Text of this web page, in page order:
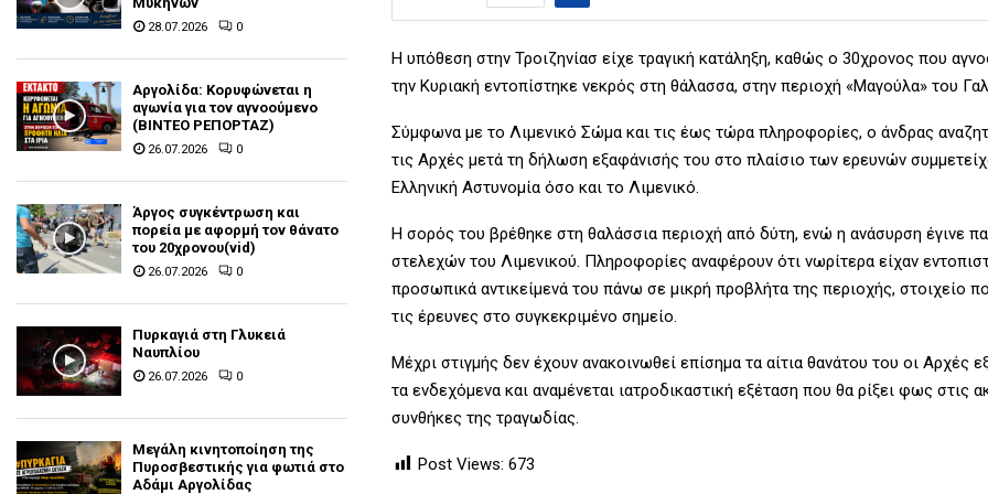
Η υπόθεση στην Τροιζηνίασ είχε τραγική κατάληξη, καθώς ο 30χρονος που
την Κυριακή εντοπίστηκε νεκρός στη θάλασσα, στην περιοχή «Μαγούλα» του
Σύμφωνα με το Λιμενικό Σώμα και τις έως τώρα πληροφορίες, ο άνδρας
τις Αρχές μετά τη δήλωση εξαφάνισής του στο πλαίσιο των ερευνών
Ελληνική Αστυνομία όσο και το Λιμενικό.
Η σορός του βρέθηκε στη θαλάσσια περιοχή από δύτη, ενώ η ανάσυρση έγινε
στελεχών του Λιμενικού. Πληροφορίες αναφέρουν ότι νωρίτερα είχαν
προσωπικά αντικείμενά του πάνω σε μικρή προβλήτα της περιοχής, στοιχείο
τις έρευνες στο συγκεκριμένο σημείο.
Μέχρι στιγμής δεν έχουν ανακοινωθεί επίσημα τα αίτια θανάτου του οι Αρχές
τα ενδεχόμενα και αναμένεται ιατροδικαστική εξέταση που θα ρίξει φως στις
συνθήκες της τραγωδίας.
Post Views: 673
28.07.2026 0
Αργολίδα: Κορυφώνεται η
αγωνία για τον αγνοούμενο
(ΒΙΝΤΕΟ ΡΕΠΟΡΤΑΖ)
26.07.2026 0
Άργος συγκέντρωση και
πορεία με αφορμή τον θάνατο
του 20χρονου(vid)
26.07.2026 0
Πυρκαγιά στη Γλυκειά
Ναυπλίου
26.07.2026 0
Μεγάλη κινητοποίηση της
Πυροσβεστικής για φωτιά στο
Αδάμι Αργολίδας